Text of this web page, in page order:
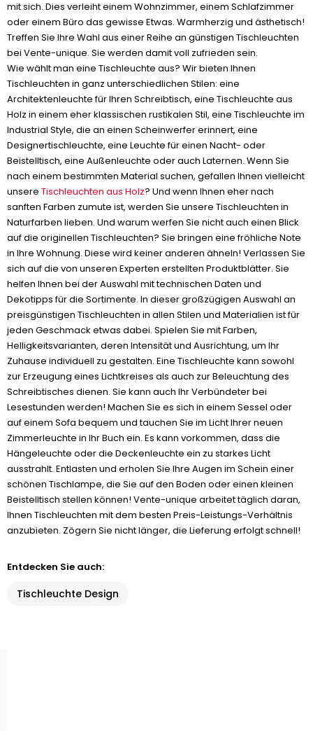
mit sich. Dies verleiht einem Wohnzimmer, einem Schlafzimmer
oder einem Büro das gewisse Etwas. Warmherzig und ästhetisch!
Treffen Sie Ihre Wahl aus einer Reihe an günstigen Tischleuchten
bei Vente-unique. Sie werden damit voll zufrieden sein.
Wie wählt man eine Tischleuchte aus? Wir bieten Ihnen
Tischleuchten in ganz unterschiedlichen Stilen: eine
Architektenleuchte für Ihren Schreibtisch, eine Tischleuchte aus
Holz in einem eher klassischen rustikalen Stil, eine Tischleuchte im
Industrial Style, die an einen Scheinwerfer erinnert, eine
Designertischleuchte, eine Leuchte für einen Nacht- oder
Beistelltisch, eine Außenleuchte oder auch Laternen. Wenn Sie
nach einem bestimmten Material suchen, gefallen Ihnen vielleicht
unsere Tischleuchten aus Holz? Und wenn Ihnen eher nach
sanften Farben zumute ist, werden Sie unsere Tischleuchten in
Naturfarben lieben. Und warum werfen Sie nicht auch einen Blick
auf die originellen Tischleuchten? Sie bringen eine fröhliche Note
in Ihre Wohnung. Diese wird keiner anderen ähneln! Verlassen Sie
sich auf die von unseren Experten erstellten Produktblätter. Sie
helfen Ihnen bei der Auswahl mit technischen Daten und
Dekotipps für die Sortimente. In dieser großzügigen Auswahl an
preisgünstigen Tischleuchten in allen Stilen und Materialien ist für
jeden Geschmack etwas dabei. Spielen Sie mit Farben,
Helligkeitsvarianten, deren Intensität und Ausrichtung, um Ihr
Zuhause individuell zu gestalten. Eine Tischleuchte kann sowohl
zur Erzeugung eines Lichtkreises als auch zur Beleuchtung des
Schreibtisches dienen. Sie kann auch Ihr Verbündeter bei
Lesestunden werden! Machen Sie es sich in einem Sessel oder
auf einem Sofa bequem und tauchen Sie im Licht Ihrer neuen
Zimmerleuchte in Ihr Buch ein. Es kann vorkommen, dass die
Hängeleuchte oder die Deckenleuchte ein zu starkes Licht
ausstrahlt. Entlasten und erholen Sie Ihre Augen im Schein einer
schönen Tischlampe, die Sie auf den Boden oder einen kleinen
Beistelltisch stellen können! Vente-unique arbeitet täglich daran,
Ihnen Tischleuchten mit dem besten Preis-Leistungs-Verhältnis
anzubieten. Zögern Sie nicht länger, die Lieferung erfolgt schnell!
Entdecken Sie auch:
Tischleuchte Design